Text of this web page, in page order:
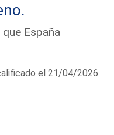
España
el 21/04/2026